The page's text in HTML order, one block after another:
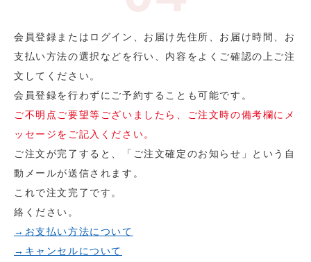
会員登録またはログイン、お届け先住所、お届け時間、お
支払い方法の選択などを行い、内容をよくご確認の上ご注
文してください。
会員登録を行わずにご予約することも可能です。
ご不明点ご要望等ございましたら、ご注文時の備考欄にメ
ッセージをご記入ください。
ご注文が完了すると、「ご注文確定のお知らせ」という自
動メールが送信されます。
これで注文完了です。
絡ください。
→お支払い方法について
→キャンセルについて